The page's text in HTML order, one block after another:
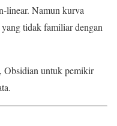
linear. Namun kurva
tidak familiar dengan
Obsidian untuk pemikir